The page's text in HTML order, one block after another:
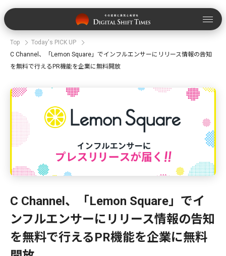
Top
Today's PICK UP
C Channel、「Lemon Square」でインフルエンサーにリリース情報の告知
を無料で行えるPR機能を企業に無料開放
C Channel、「Lemon Square」でイ
ンフルエンサーにリリース情報の告知
を無料で行えるPR機能を企業に無料